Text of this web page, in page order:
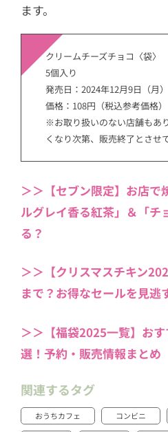
ます。
クリームチーズチョコ〈袋〉
5個入り
発売日：2024年12月9日（月）
価格：108円（税込参考価格）
※お取り扱いのない店舗もあ
くなり次第、販売終了とさせ
＞＞【セブン限定】お店で
ルグレイ香る紅茶」＆「チ
る？
＞＞【クリスマスチキン
まで？お得なセールを見逃
＞＞【福袋2025一覧】お
選！予約・販売情報まとめ
関連するタグ
おうちカフェ コンビニ